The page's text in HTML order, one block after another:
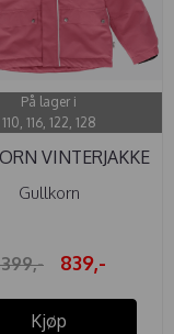
På lager i
110, 116, 122, 128
VINTERJAKKE
MONZO ...
Gullkorn
839,-
Kjøp